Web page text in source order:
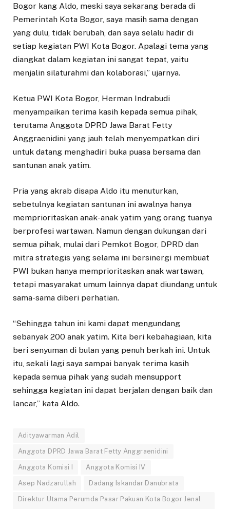
Bogor kang Aldo, meski saya sekarang berada di
Pemerintah Kota Bogor, saya masih sama dengan
yang dulu, tidak berubah, dan saya selalu hadir di
setiap kegiatan PWI Kota Bogor. Apalagi tema yang
diangkat dalam kegiatan ini sangat tepat, yaitu
menjalin silaturahmi dan kolaborasi,” ujarnya.
Ketua PWI Kota Bogor, Herman Indrabudi
menyampaikan terima kasih kepada semua pihak,
terutama Anggota DPRD Jawa Barat Fetty
Anggraenidini yang jauh telah menyempatkan diri
untuk datang menghadiri buka puasa bersama dan
santunan anak yatim.
Pria yang akrab disapa Aldo itu menuturkan,
sebetulnya kegiatan santunan ini awalnya hanya
memprioritaskan anak-anak yatim yang orang tuanya
berprofesi wartawan. Namun dengan dukungan dari
semua pihak, mulai dari Pemkot Bogor, DPRD dan
mitra strategis yang selama ini bersinergi membuat
PWI bukan hanya memprioritaskan anak wartawan,
tetapi masyarakat umum lainnya dapat diundang untuk
sama-sama diberi perhatian.
“Sehingga tahun ini kami dapat mengundang
sebanyak 200 anak yatim. Kita beri kebahagiaan, kita
beri senyuman di bulan yang penuh berkah ini. Untuk
itu, sekali lagi saya sampai banyak terima kasih
kepada semua pihak yang sudah mensupport
sehingga kegiatan ini dapat berjalan dengan baik dan
lancar,” kata Aldo.
Adityawarman Adil
Anggota DPRD Jawa Barat Fetty Anggraenidini
Anggota Komisi I Anggota Komisi IV
Asep Nadzarullah Dadang Iskandar Danubrata
Direktur Utama Perumda Pasar Pakuan Kota Bogor Jenal